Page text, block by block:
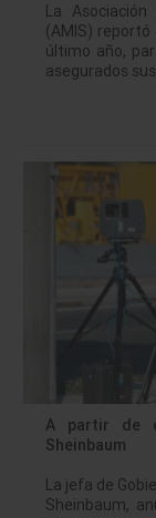
La
(AMIS)
último año,
asegurados
A partir de
Sheinbaum
La jefa de
Sheinbaum,